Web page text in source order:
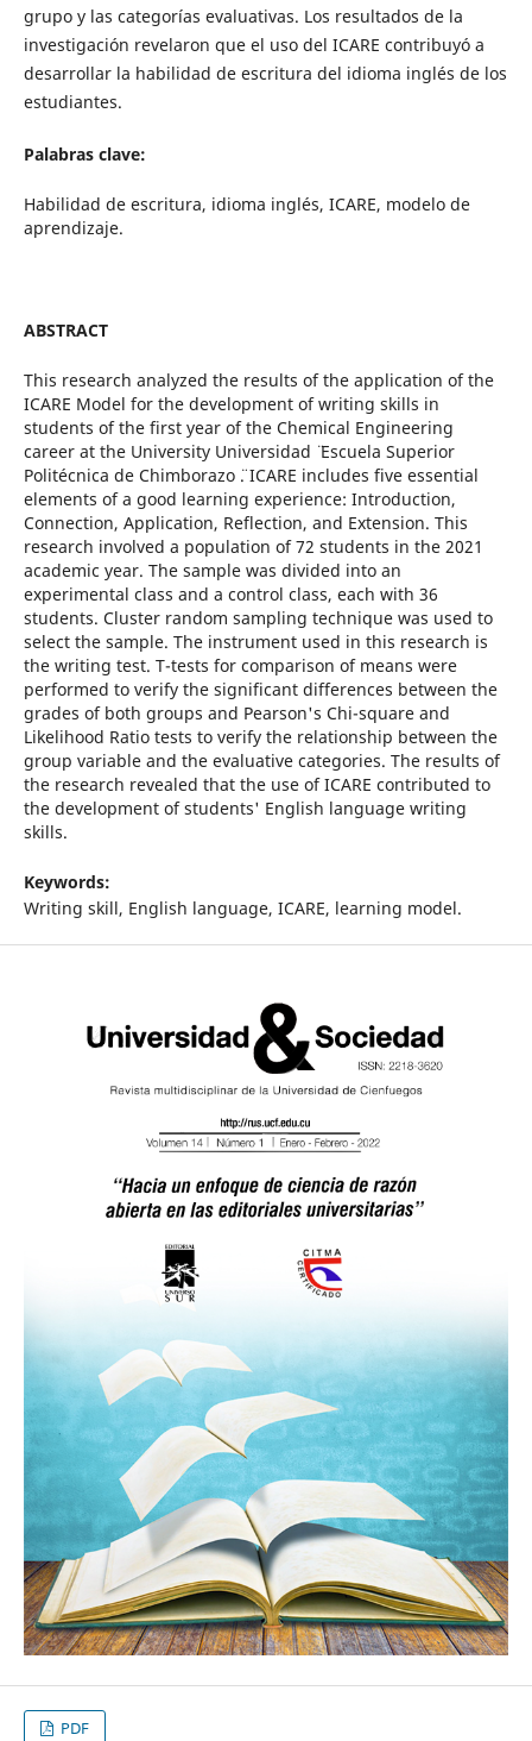
grupo y las categorías evaluativas. Los resultados de la
investigación revelaron que el uso del ICARE contribuyó a
desarrollar la habilidad de escritura del idioma inglés de los
estudiantes.
Palabras clave:
Habilidad de escritura, idioma inglés, ICARE, modelo de
aprendizaje.
ABSTRACT
This research analyzed the results of the application of the
ICARE Model for the development of writing skills in
students of the first year of the Chemical Engineering
career at the University Universidad ¨ Escuela Superior
Politécnica de Chimborazo ¨. ICARE includes five essential
elements of a good learning experience: Introduction,
Connection, Application, Reflection, and Extension. This
research involved a population of 72 students in the 2021
academic year. The sample was divided into an
experimental class and a control class, each with 36
students. Cluster random sampling technique was used to
select the sample. The instrument used in this research is
the writing test. T-tests for comparison of means were
performed to verify the significant differences between the
grades of both groups and Pearson's Chi-square and
Likelihood Ratio tests to verify the relationship between the
group variable and the evaluative categories. The results of
the research revealed that the use of ICARE contributed to
the development of students' English language writing
skills.
Keywords:
Writing skill, English language, ICARE, learning model.
PDF